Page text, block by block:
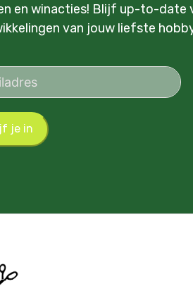
en winacties! Blijf up-to-date
van jouw liefste
je in